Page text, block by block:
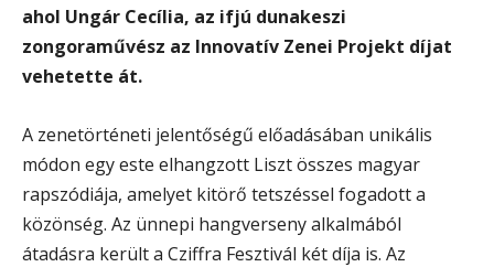
ahol Ungár Cecília, az ifjú dunakeszi
zongoraművész az Innovatív Zenei Projekt díjat
vehetette át.
A zenetörténeti jelentőségű előadásában unikális
módon egy este elhangzott Liszt összes magyar
rapszódiája, amelyet kitörő tetszéssel fogadott a
közönség. Az ünnepi hangverseny alkalmából
átadásra került a Cziffra Fesztivál két díja is. Az